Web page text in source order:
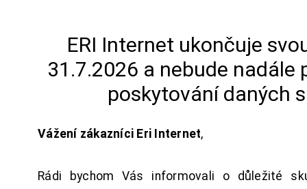
ERI Internet ukončuje
31.7.2026 a nebude nadále
poskytování daných
Vážení zákazníci Eri Internet,
Rádi bychom Vás informovali o důležité